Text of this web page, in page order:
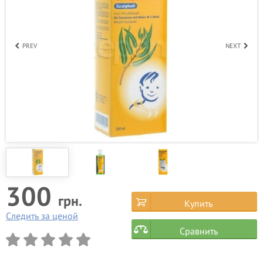
PREV NEXT
300 грн.
Следить за ценой
Купить
Сравнить